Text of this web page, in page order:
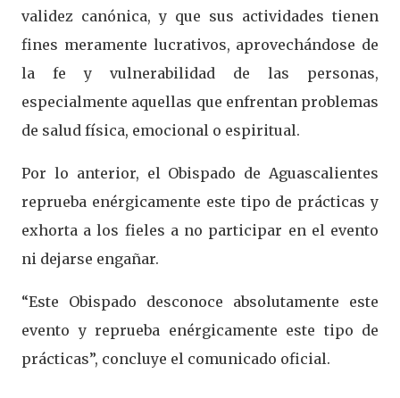
validez canónica, y que sus actividades tienen
fines meramente lucrativos, aprovechándose de
la fe y vulnerabilidad de las personas,
especialmente aquellas que enfrentan problemas
de salud física, emocional o espiritual.
Por lo anterior, el Obispado de Aguascalientes
reprueba enérgicamente este tipo de prácticas y
exhorta a los fieles a no participar en el evento
ni dejarse engañar.
“Este Obispado desconoce absolutamente este
evento y reprueba enérgicamente este tipo de
prácticas”, concluye el comunicado oficial.